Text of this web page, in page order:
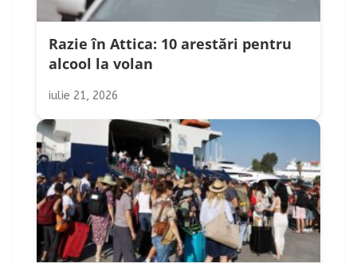
Razie în Attica: 10 arestări pentru
alcool la volan
iulie 21, 2026